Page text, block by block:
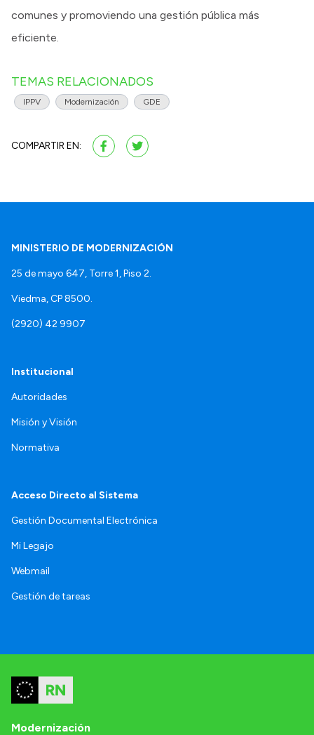
comunes y promoviendo una gestión pública más
eficiente.
TEMAS RELACIONADOS
IPPV Modernización GDE
COMPARTIR EN:
MINISTERIO DE MODERNIZACIÓN
25 de mayo 647, Torre 1, Piso 2.
Viedma, CP 8500.
(2920) 42 9907
Institucional
Autoridades
Misión y Visión
Normativa
Acceso Directo al Sistema
Gestión Documental Electrónica
Mi Legajo
Webmail
Gestión de tareas
Modernización